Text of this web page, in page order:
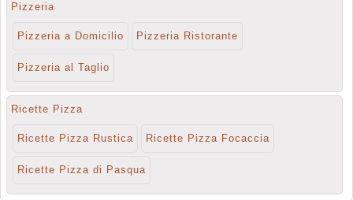
Pizzeria
Pizzeria a Domicilio Pizzeria Ristorante
Pizzeria al Taglio
Ricette Pizza
Ricette Pizza Rustica Ricette Pizza Focaccia
Ricette Pizza di Pasqua